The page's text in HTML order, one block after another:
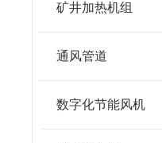
矿井加热机组
通风管道
数字化节能风机